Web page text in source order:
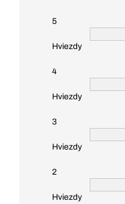
5
Hviezdy
4
Hviezdy
3
Hviezdy
2
Hviezdy